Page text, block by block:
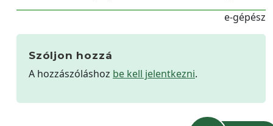
e-gépész
Szóljon hozzá
A hozzászóláshoz be kell jelentkezni.